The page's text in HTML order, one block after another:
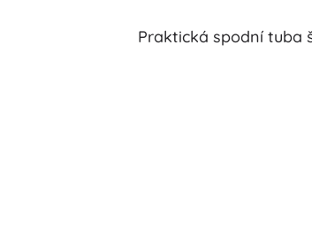
Praktická spodní tuba